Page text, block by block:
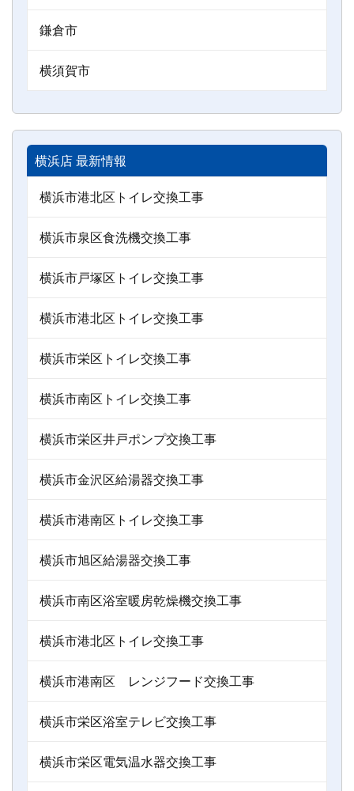
鎌倉市
横須賀市
横浜店 最新情報
横浜市港北区トイレ交換工事
横浜市泉区食洗機交換工事
横浜市戸塚区トイレ交換工事
横浜市港北区トイレ交換工事
横浜市栄区トイレ交換工事
横浜市南区トイレ交換工事
横浜市栄区井戸ポンプ交換工事
横浜市金沢区給湯器交換工事
横浜市港南区トイレ交換工事
横浜市旭区給湯器交換工事
横浜市南区浴室暖房乾燥機交換工事
横浜市港北区トイレ交換工事
横浜市港南区 レンジフード交換工事
横浜市栄区浴室テレビ交換工事
横浜市栄区電気温水器交換工事